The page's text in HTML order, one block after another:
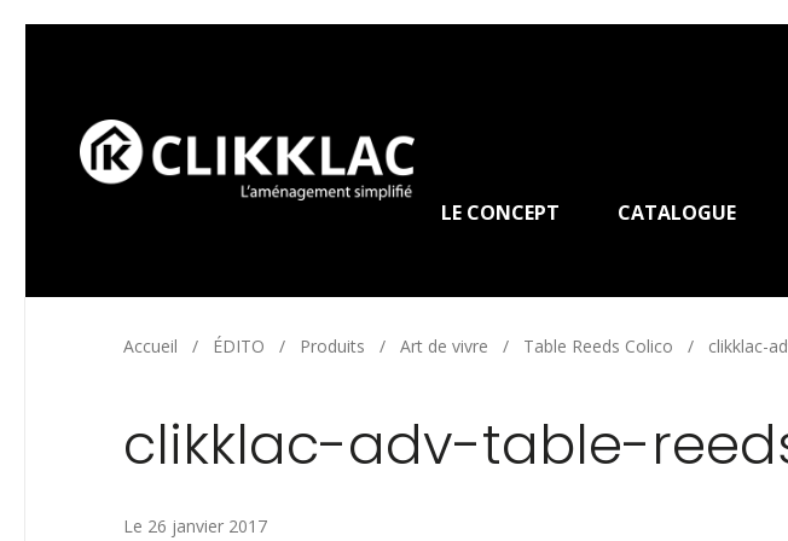
LE CONCEPT CATALOGUE
Accueil / ÉDITO / Produits / Art de vivre / Table Reeds Colico / clikklac-
clikklac-adv-table-
Le 26 janvier 2017